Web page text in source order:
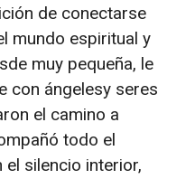
de conectarse
mundo espiritual y
muy pequeña, le
con ángelesy seres
el camino a
todo el
el silencio interior,